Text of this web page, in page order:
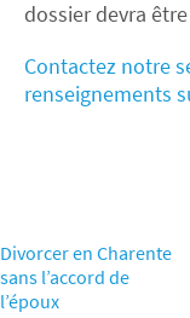
dossier devra
Contactez notre
renseignements
Divorcer en Charente
sans l’accord de
l’époux